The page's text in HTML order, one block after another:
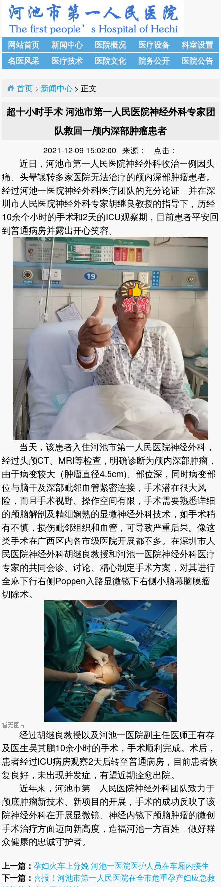
网站首页 新闻中心 医院概况 医疗设备
科室设置
名医风采
医疗技术 医院文化 院务公开 医院公告
首页 > 新闻中心 > 正文
超十小时手术 河池市第一人民医院神经外科专家团
队救回一颅内深部肿瘤患者
2021-12-09 15:02:00 来源： 点击：
近日，河池市第一人民医院神经外科收治一例因头
痛、头晕辗转多家医院无法治疗的颅内深部肿瘤患者。
经过河池一医院神经外科医疗团队的充分论证，并在深
圳市人民医院神经外科专家胡继良教授的指导下，历经
10余个小时的手术和2天的ICU观察期，目前患者平安回
到普通病房并露出开心笑容。
当天，该患者入住河池市第一人民医院神经外科，
经过头颅CT、MRI等检查，明确诊断为颅内深部肿瘤，
由于病变较大（肿瘤直径4.5cm)、部位深，同时病变部
位与脑干及深部毗邻血管紧密连接，手术潜在很大风
险，而且手术视野、操作空间有限，手术需要熟悉详细
的颅脑解剖及精细娴熟的显微神经外科技术，如手术稍
有不慎，损伤毗邻组织和血管，可导致严重后果。像这
类手术在广西区内各市级医院开展都不多。在深圳市人
民医院神经外科胡继良教授和河池一医院神经外科医疗
专家的共同会诊、讨论、精心制定手术方案，对其进行
全麻下行右侧Poppen入路显微镜下右侧小脑幕脑膜瘤
切除术。
经过胡继良教授以及河池一医院副主任医师王有存
及医生吴其鹏10余小时的手术，手术顺利完成。术后，
患者经过ICU病房观察2天后转至普通病房，目前患者恢
复良好，未出现并发症，有望近期痊愈出院。
近年来，河池市第一人民医院神经外科团队致力于
颅底肿瘤新技术、新项目的开展，手术的成功反映了该
院神经外科在开展显微镜、神经内镜下颅脑肿瘤的微创
手术治疗方面迈向新高度，造福河池一方百姓，做好群
众健康的忠诚守护者。
上一篇：孕妇火车上分娩 河池一医院医护人员在车厢内接生
下一篇：喜报！河池市第一人民医院在全市危重孕产妇应急救